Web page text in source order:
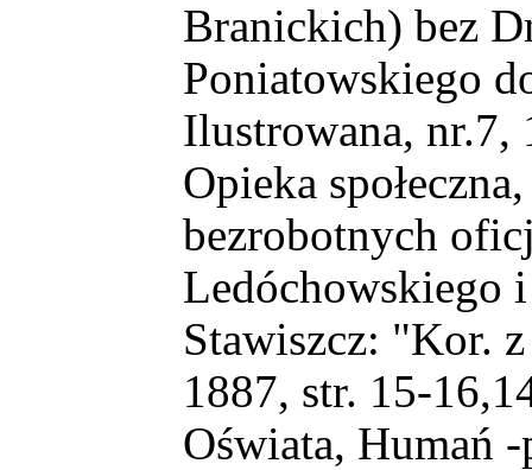
Branickich) bez
Poniatowskiego
Ilustrowana, nr.7,
Opieka
bezrobotnych
Ledóchowskiego
Stawiszcz: "Kor.
1887, str. 15-
Oświata, Humań